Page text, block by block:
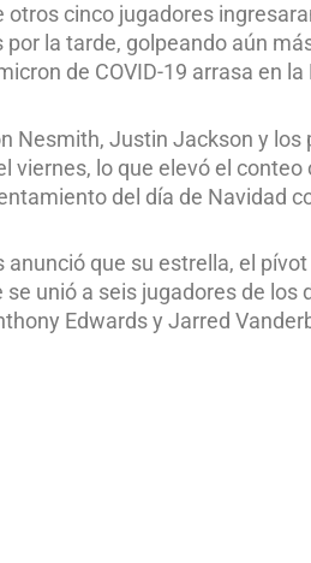
cinco jugadores
la tarde, golpeando aún
de COVID-19 arrasa en la
Nesmith, Justin Jackson y los
viernes, lo que elevó el
del día de Navidad
que su estrella, el
unió a seis jugadores de
Edwards y Jarred